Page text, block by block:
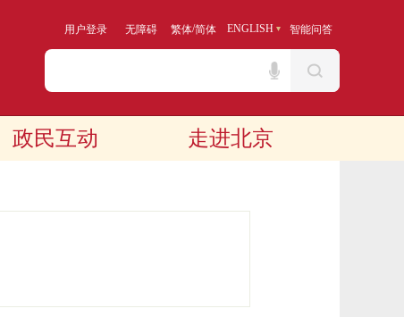
用户登录 无障碍 繁体/简体 ENGLISH 智能问答
政民互动 走进北京